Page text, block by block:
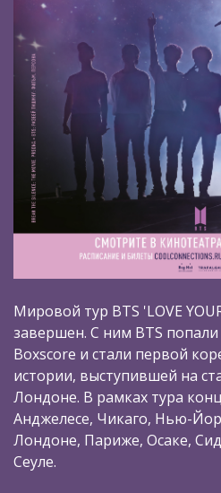
Мировой тур BTS 'LOVE
завершен. С ним BTS
Boxscore и стали первой
истории, выступившей на
Лондоне. В рамках тура
Анджелесе, Чикаго, Нью-
Лондоне, Париже, Осаке,
Сеуле.